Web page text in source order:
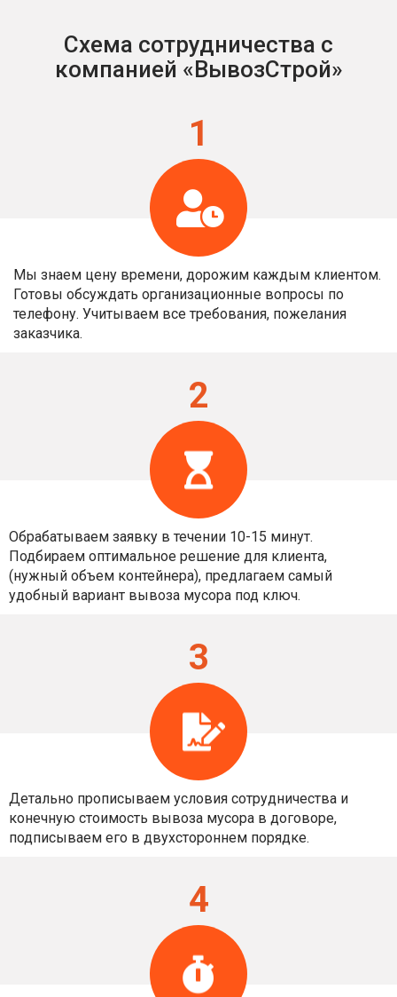
Схема сотрудничества с
компанией «ВывозСтрой»
Мы знаем цену времени, дорожим каждым клиентом.
Готовы обсуждать организационные вопросы по
телефону. Учитываем все требования, пожелания
заказчика.
1
Обрабатываем заявку в течении 10-15 минут.
Подбираем оптимальное решение для клиента,
(нужный объем контейнера), предлагаем самый
удобный вариант вывоза мусора под ключ.
2
Детально прописываем условия сотрудничества и
конечную стоимость вывоза мусора в договоре,
подписываем его в двухстороннем порядке.
3
4